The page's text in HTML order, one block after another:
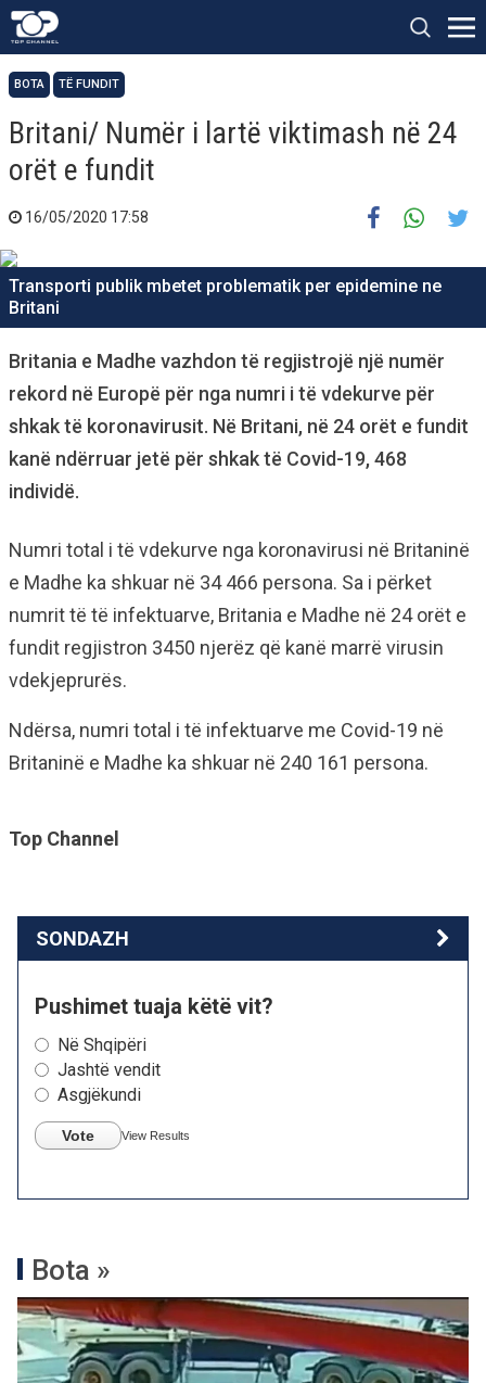
BOTA TË FUNDIT
Britani/ Numër i lartë viktimash në 24
orët e fundit
16/05/2020 17:58
Transporti publik mbetet problematik per epidemine ne
Britani
Britania e Madhe vazhdon të regjistrojë një numër
rekord në Europë për nga numri i të vdekurve për
shkak të koronavirusit. Në Britani, në 24 orët e fundit
kanë ndërruar jetë për shkak të Covid-19, 468
individë.
Numri total i të vdekurve nga koronavirusi në Britaninë
e Madhe ka shkuar në 34 466 persona. Sa i përket
numrit të të infektuarve, Britania e Madhe në 24 orët e
fundit regjistron 3450 njerëz që kanë marrë virusin
vdekjeprurës.
Ndërsa, numri total i të infektuarve me Covid-19 në
Britaninë e Madhe ka shkuar në 240 161 persona.
Top Channel
SONDAZH
Pushimet tuaja këtë vit?
Në Shqipëri
Jashtë vendit
Asgjëkundi
Vote View Results
Bota »